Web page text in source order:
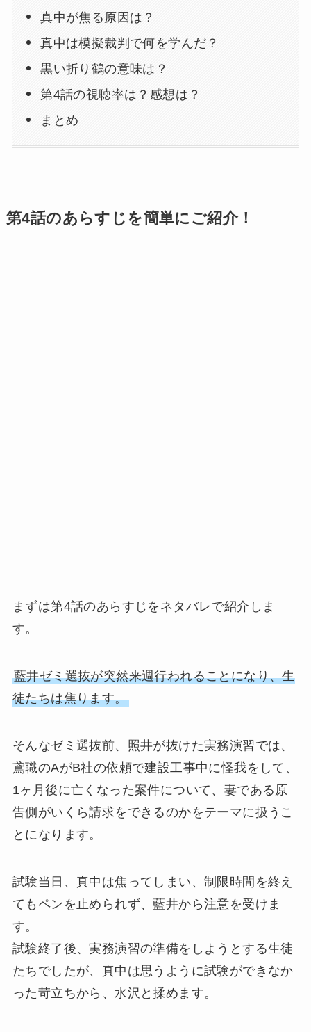
真中が焦る原因は？
真中は模擬裁判で何を学んだ？
黒い折り鶴の意味は？
第4話の視聴率は？感想は？
まとめ
第4話のあらすじを簡単にご紹介！
まずは第4話のあらすじをネタバレで紹介しま
す。
藍井ゼミ選抜が突然来週行われることになり、生
徒たちは焦ります。
そんなゼミ選抜前、照井が抜けた実務演習では、
鳶職のAがB社の依頼で建設工事中に怪我をして、
1ヶ月後に亡くなった案件について、妻である原
告側がいくら請求をできるのかをテーマに扱うこ
とになります。
試験当日、真中は焦ってしまい、制限時間を終え
てもペンを止められず、藍井から注意を受けま
す。
試験終了後、実務演習の準備をしようとする生徒
たちでしたが、真中は思うように試験ができなか
った苛立ちから、水沢と揉めます。